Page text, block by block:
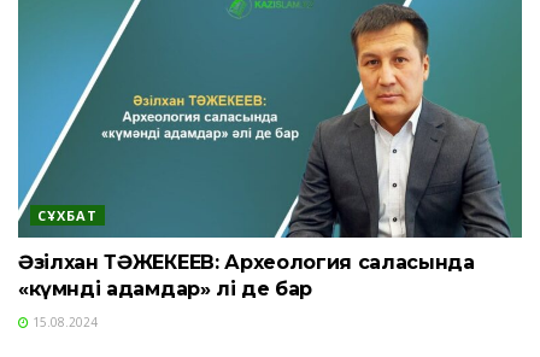
СҰХБАТ
Әзілхан ТӘЖЕКЕЕВ: Археология саласында
«күмәнді адамдар» әлі де бар
15.08.2024